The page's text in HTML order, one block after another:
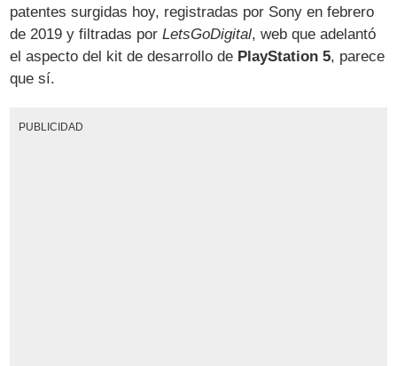
patentes surgidas hoy, registradas por Sony en febrero
de 2019 y filtradas porLetsGoDigital, web que adelantó
el aspecto del kit de desarrollo de PlayStation 5, parece
que sí.
PUBLICIDAD